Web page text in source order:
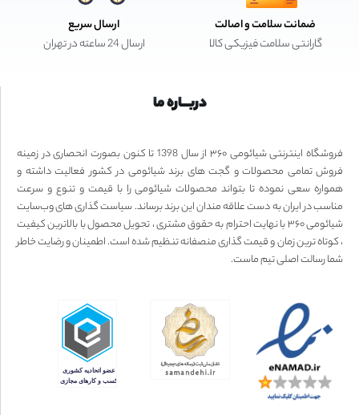
ضمانت سلامت و اصالت
گارانتی سلامت فیزیکی کالا
ارسال سریع
ارسال 24 ساعته در تهران
دربـــاره ما
فروشگاه اینترنتی شیائومی ۳۶۰ از سال 1398 تا کنون بصورت انحصاری در زمینه
فروش تمامی محصولات و گجت های برند شیائومی در کشور فعالیت داشته و
همواره سعی نموده تا بتواند محصولات شیائومی را با قیمت و تنوع و سرعت
مناسب در ایران به دست علاقه مندان این برند برساند. سیاست گذاری های وب‌سایت
شیائومی ۳۶۰ با نهایت احترام به حقوق مشتری ، تحویل محصول با بالاترین کیفیت
، کوتاه ترین زمان و قیمت گذاری منصفانه تنظیم شده است. اطمینان و رضایت خاطر
شما رسالت اصلی تیم ماست.